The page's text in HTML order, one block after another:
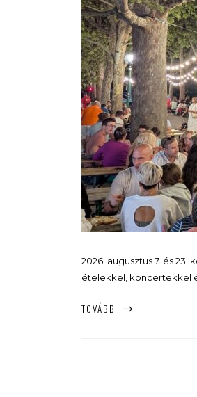
2026. augusztus 7. és
ételekkel, koncertekkel
TOVÁBB